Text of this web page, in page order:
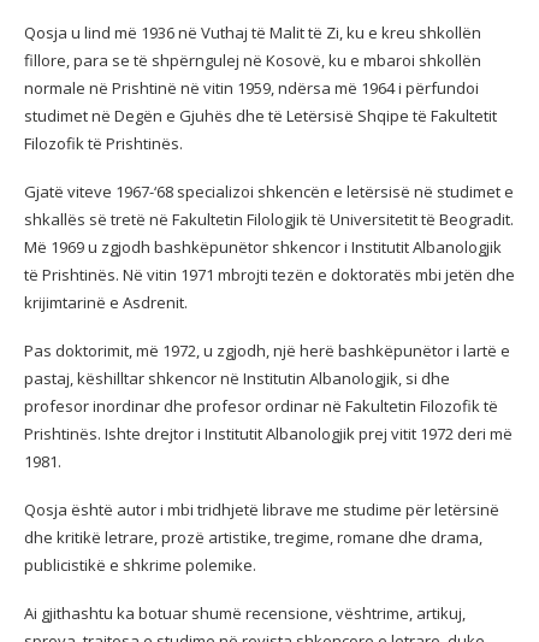
Qosja u lind më 1936 në Vuthaj të Malit të Zi, ku e kreu shkollën
fillore, para se të shpërngulej në Kosovë, ku e mbaroi shkollën
normale në Prishtinë në vitin 1959, ndërsa më 1964 i përfundoi
studimet në Degën e Gju­hës dhe të Letërsisë Shqipe të Fa­kultetit
Filozofik të Prishtinës.
Gjatë viteve 1967-‘68 specializoi shkencën e le­tërsisë në studimet e
shkallës së tretë në Fakultetin Filologjik të Univer­sitetit të Beogradit.
Më 1969 u zgjodh bashkëpunëtor shkencor i Institutit Albanologjik
të Prishtinës. Në vitin 1971 mbrojti tezën e doktoratës mbi jetën dhe
krijimtarinë e Asdrenit.
Pas doktorimit, më 1972, u zgjodh, një herë bashkëpunëtor i lartë e
pastaj, këshilltar shkencor në Institutin Al­banologjik, si dhe
profesor inordinar dhe profesor ordinar në Fakultetin Filozofik të
Prishtinës. Ishte drejtor i Institutit Albanologjik prej vitit 1972 deri më
1981.
Qosja është autor i mbi tridhjetë librave me studime për letërsinë
dhe kritikë letrare, prozë artistike, tregime, romane dhe drama,
publicistikë e shkrime polemike.
Ai gjithashtu ka botuar shumë recensione, vështrime, artikuj,